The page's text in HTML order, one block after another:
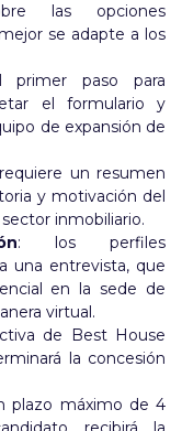
las opciones
se adapte a los
primer paso para
el formulario y
de expansión de
un resumen
y motivación del
inmobiliario.
: los perfiles
una entrevista, que
en la sede de
virtual.
de Best House
la concesión
plazo máximo de 4